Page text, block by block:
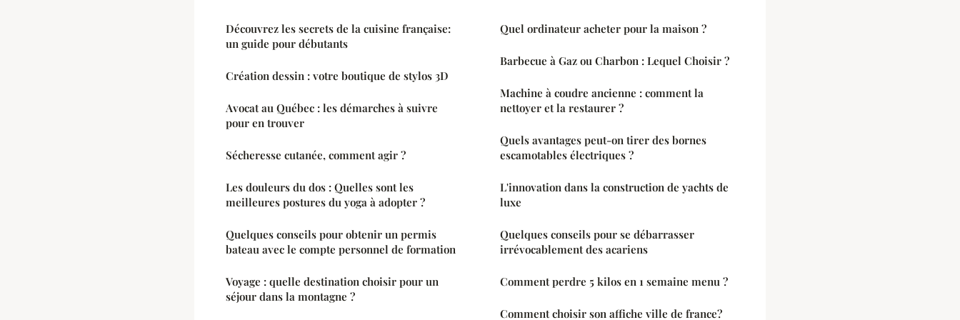
Découvrez les secrets de la cuisine française:
un guide pour débutants
Création dessin : votre boutique de stylos 3D
Avocat au Québec : les démarches à suivre
pour en trouver
Sécheresse cutanée, comment agir ?
Les douleurs du dos : Quelles sont les
meilleures postures du yoga à adopter ?
Quelques conseils pour obtenir un permis
bateau avec le compte personnel de formation
Voyage : quelle destination choisir pour un
séjour dans la montagne ?
Quel ordinateur acheter pour la maison ?
Barbecue à Gaz ou Charbon : Lequel Choisir ?
Machine à coudre ancienne : comment la
nettoyer et la restaurer ?
Quels avantages peut-on tirer des bornes
escamotables électriques ?
L'innovation dans la construction de yachts de
luxe
Quelques conseils pour se débarrasser
irrévocablement des acariens
Comment perdre 5 kilos en 1 semaine menu ?
Comment choisir son affiche ville de france?